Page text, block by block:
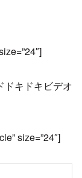
ドキドキビデオ
size=”24″]